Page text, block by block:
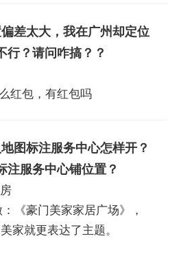
差太大，我在广州却定位
行？请问咋搞？？
红包，有红包吗
图标注服务中心怎样开？
注服务中心铺位置？
《豪门美家家居广场》，
家就更表达了主题。